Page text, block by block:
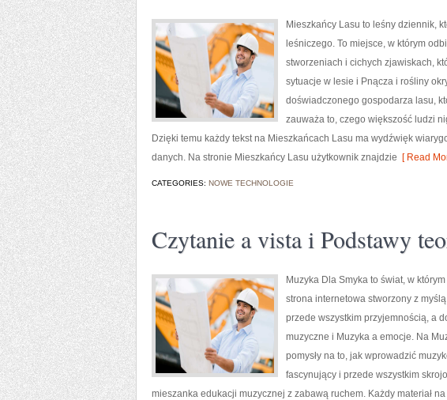
Mieszkańcy Lasu to leśny dziennik,
leśniczego. To miejsce, w którym
stworzeniach i cichych zjawiskach,
sytuacje w lesie i Pnącza i rośliny
doświadczonego gospodarza lasu,
zauważa to, czego większość ludzi
Dzięki temu każdy tekst na Mieszkańcach Lasu ma wydźwięk
danych. Na stronie Mieszkańcy Lasu użytkownik znajdzie [ Read
CATEGORIES: NOWE TECHNOLOGIE
Czytanie a vista i Podstawy
Muzyka Dla Smyka to świat, w
strona internetowa stworzony z
przede wszystkim przyjemnością, a
muzyczne i Muzyka a emocje. Na
pomysły na to, jak wprowadzić
fascynujący i przede wszystkim
mieszanka edukacji muzycznej z zabawą ruchem. Każdy materiał